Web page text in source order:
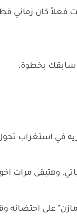
فعلاً كان زماني
وسابقك بخطوة.
في استغراب
وهتبقى مرات
على احتضانه